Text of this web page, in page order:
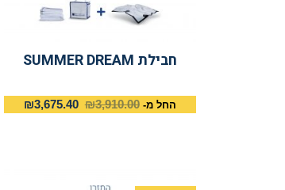
חבילת SUMMER DREAM
החל מ- ₪3,910.00
₪3,675.40